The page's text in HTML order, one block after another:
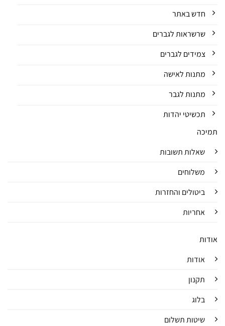
חדש באתר
שרשראות לגברים
צמידים לגברים
מתנות לאישה
מתנות לגבר
תכשיטי יהדות
תמיכה
שאלות תשובות
משלוחים
ביטולים והחזרות
אחריות
אודות
אודות
תקנון
בלוג
שיטות תשלום